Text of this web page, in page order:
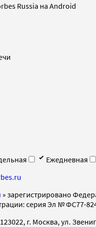
Russia на Android
Ежедневная
» зарегистрировано
серия Эл № ФС77-
г. Москва, ул.